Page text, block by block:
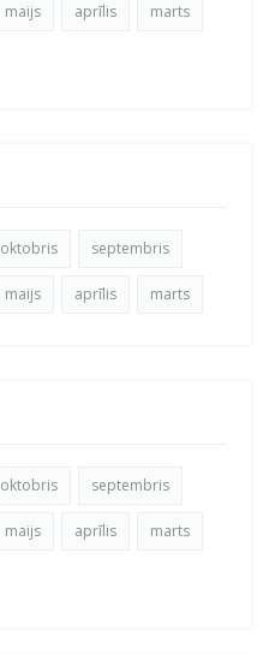
maijs aprīlis marts
oktobris septembris
maijs aprīlis marts
oktobris septembris
maijs aprīlis marts